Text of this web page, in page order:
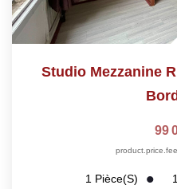
Studio Mezzanine
99
1 Pièce(s)